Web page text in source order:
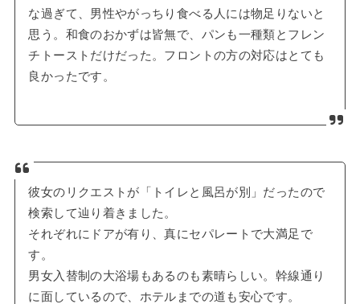
な過ぎて、男性やがっちり食べる人には物足りないと
思う。和食のおかずは皆無で、パンも一種類とフレン
チトーストだけだった。フロントの方の対応はとても
良かったです。
彼女のリクエストが「トイレと風呂が別」だったので
検索して辿り着きました。
それぞれにドアが有り、真にセパレートで大満足で
す。
男女入替制の大浴場もあるのも素晴らしい。幹線通り
に面しているので、ホテルまでの道も安心です。